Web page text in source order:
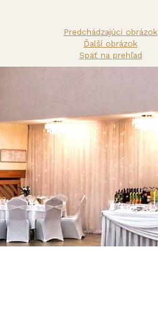
Predchádzajúci obrázok
Ďalší obrázok
Späť na prehľad